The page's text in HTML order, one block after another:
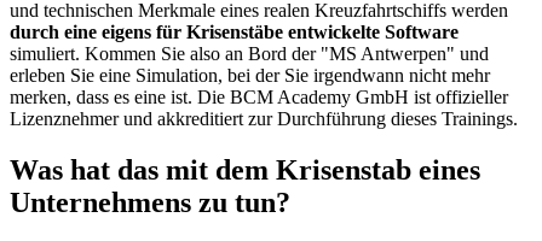
und technischen Merkmale eines realen Kreuzfahrtschiffs werden
durch eine eigens für Krisenstäbe entwickelte Software
simuliert. Kommen Sie also an Bord der "MS Antwerpen" und
erleben Sie eine Simulation, bei der Sie irgendwann nicht mehr
merken, dass es eine ist. Die BCM Academy GmbH ist offizieller
Lizenznehmer und akkreditiert zur Durchführung dieses Trainings.
Was hat das mit dem Krisenstab eines
Unternehmens zu tun?